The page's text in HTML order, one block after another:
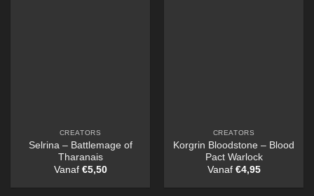
CREATORS
Selrina – Battlemage of
Tharanais
Vanaf €5,50
CREATORS
Korgrin Bloodstone – Blood
Pact Warlock
Vanaf €4,95